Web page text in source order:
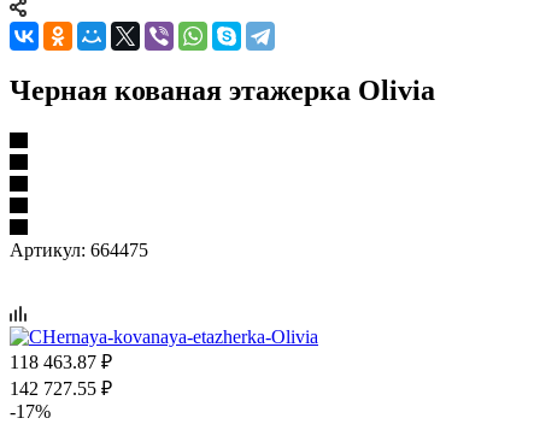
Черная кованая этажерка Olivia
Артикул: 664475
118 463.87 ₽
142 727.55 ₽
-17%